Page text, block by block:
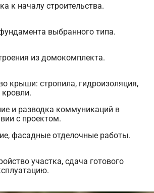
к началу строительства.
выбранного типа.
из домокомплекта.
крыши: стропила, гидроизоляция,
и разводка коммуникаций в
с проектом.
фасадные отделочные работы.
участка, сдача готового